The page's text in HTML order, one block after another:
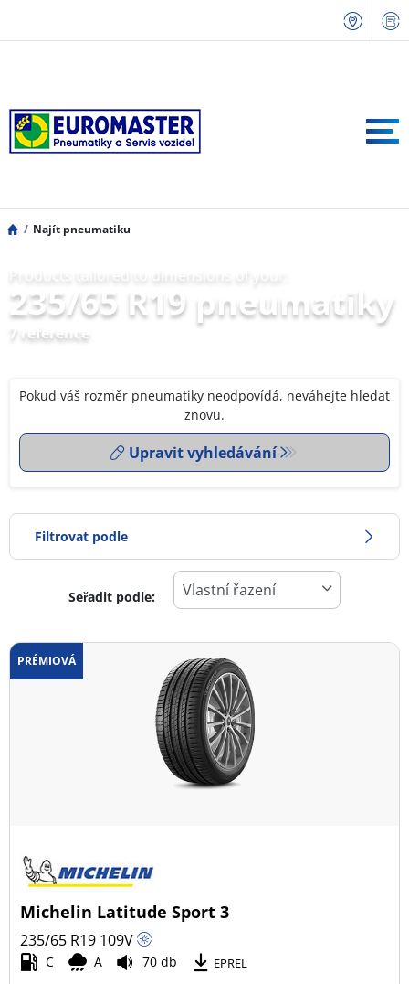
Najít pneumatiku
235/65 R19 pneumatiky
7 reference
Pokud váš rozměr pneumatiky neodpovídá, neváhejte hledat
znovu.
Upravit vyhledávání
Filtrovat podle
Typ pneumatiky
Všechny typy (7)
Typ vozidla
Všechny typy (7)
Osobní vůz (2)
4x4 (5)
Seřadit podle:
PRÉMIOVÁ
Michelin Latitude Sport 3
235/65 R19 109V
C A 70 db EPREL